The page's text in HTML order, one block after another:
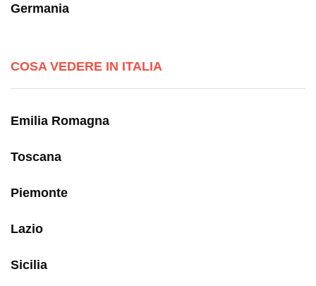
Germania
COSA VEDERE IN ITALIA
Emilia Romagna
Toscana
Piemonte
Lazio
Sicilia